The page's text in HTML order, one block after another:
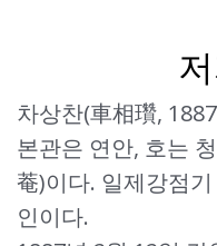
차상찬(車相瓚,
본관은 연안, 호는
菴)이다. 일제강점
인이다.